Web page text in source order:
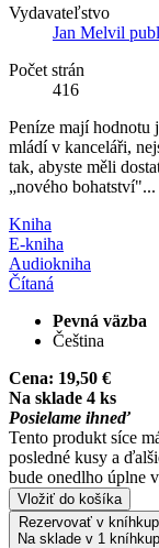
Vydavateľstvo
Jan Melvil
Počet strán
416
Peníze mají hodnotu
mládí v kanceláři,
tak, abyste měli
„nového bohatství"...
Kniha
E-kniha
Audiokniha
Čítaná
Pevná väzba
Čeština
Cena: 19,50 €
Na sklade 4 ks
Posielame ihneď
Tento produkt síce
posledné kusy a
bude onedlho úplne
Vložiť do košíka
Rezervovať v
Na sklade v 1